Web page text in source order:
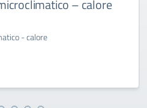
– calore
- calore